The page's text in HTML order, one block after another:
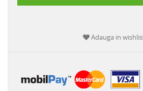
Adauga in